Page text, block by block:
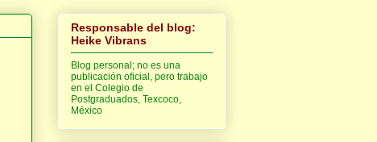
Responsable del blog:
Heike Vibrans
Blog personal; no es una
publicación oficial, pero trabajo
en el Colegio de
Postgraduados, Texcoco,
México